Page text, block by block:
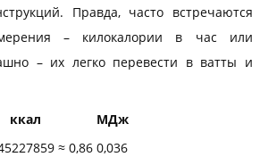
Правда, часто встречаются
– килокалории в час или
– их легко перевести в ватты и
ккал
МДж
≈ 0,86 0,036